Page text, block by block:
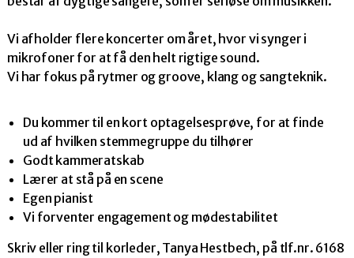
Vi afholder flere koncerter om året, hvor vi synger i
mikrofoner for at få den helt rigtige sound.
Vi har fokus på rytmer og groove, klang og sangteknik.
Du kommer til en kort optagelsesprøve, for at finde
ud af hvilken stemmegruppe du tilhører
Godt kammeratskab
Lærer at stå på en scene
Egen pianist
Vi forventer engagement og mødestabilitet
Skriv eller ring til korleder, Tanya Hestbech, på tlf.nr. 6168